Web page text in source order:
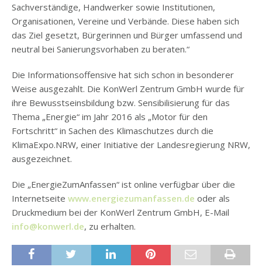
Sachverständige, Handwerker sowie Institutionen,
Organisationen, Vereine und Verbände. Diese haben sich
das Ziel gesetzt, Bürgerinnen und Bürger umfassend und
neutral bei Sanierungsvorhaben zu beraten.“
Die Informationsoffensive hat sich schon in besonderer
Weise ausgezahlt. Die KonWerl Zentrum GmbH wurde für
ihre Bewusstseinsbildung bzw. Sensibilisierung für das
Thema „Energie“ im Jahr 2016 als „Motor für den
Fortschritt“ in Sachen des Klimaschutzes durch die
KlimaExpo.NRW, einer Initiative der Landesregierung NRW,
ausgezeichnet.
Die „EnergieZumAnfassen“ ist online verfügbar über die
Internetseite www.energiezumanfassen.de oder als
Druckmedium bei der KonWerl Zentrum GmbH, E-Mail
info@konwerl.de, zu erhalten.